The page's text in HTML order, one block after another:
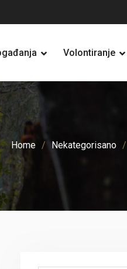
Volontiranje
Home Nekategorisano